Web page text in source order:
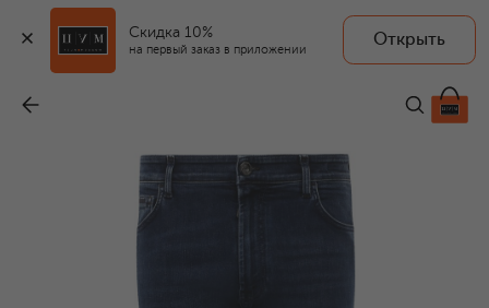
Скидка 10%
на первый заказ в приложении
Открыть